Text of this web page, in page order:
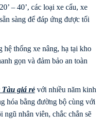
– 40’, các loại xe cẩu, xe
sàng để đáp ứng được tối
thống xe nâng, hạ tại kho
gọn và đảm bảo an toàn
Tàugiá rẻvới nhiều năm kinh
hóa bằng đường bộ cùng với
nhân viên, chắc chắn sẽ